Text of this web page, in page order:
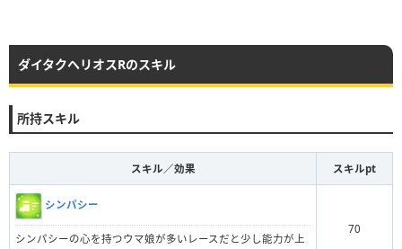
ダイタクヘリオスRのスキル
所持スキル
スキル／効果 スキルpt
シンパシー
シンパシーの心を持つウマ娘が多いレースだと少し能力が上
70